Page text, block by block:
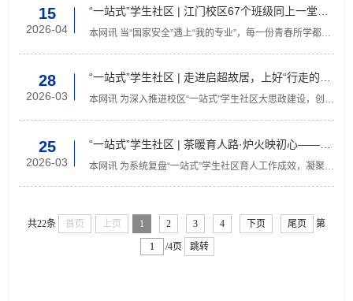
校团委全...
15
2026-04
“一站式”学生社区 | 江门校区67个班级同上一堂
课！
本网讯 当“国家安全”遇上“我的专业”，每一份青春所学都能
28
2026-03
“一站式”学生社区 | 走进启超故居，上好“行走的思
政课”
本网讯 为深入推进校区“一站式”学生社区大思政建设，创新
展...
25
2026-03
“一站式”学生社区 | 茶暖育人路·炉火映初心——江
门校区“一站式”学生社区总结研讨会顺利召开
本网讯 为系统复盘“一站式”学生社区育人工作成效，凝聚新
共22条 首页 上页 1 2 3 4 下页 尾页 第
/4页 跳转